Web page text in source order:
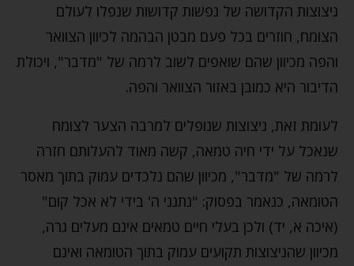
ניצוצות הקדושה של נפשות קדושות שנפלו לעולם
הצומח, חוזרים בכל פעם מבטן הבהמה לכיוון הצוואר
והפה מכיוון שהם שואפים לשוב לרמה של "מדבר", ויכולת
הדיבור היא כמובן באזור הצוואר והפה.
לעומת זאת, ניצוצות שנופלים למרבה הצער לצומח
שנאכל על ידי חיה טמאה, קשה מאוד להעלותם חזרה
לרמה של "מדבר", מכיוון שהם נלכדים עמוק בתוך מאסר
הטומאה, כנאמר בפסוק: "נתנני ה' בידי לא אכל קום"
(איכה א, יד) ולכן בעלי חיים טמאים אינם מעלים גרה,
מכיוון שהניצוצות תקועים עמוק בתוך הטומאה ואינם